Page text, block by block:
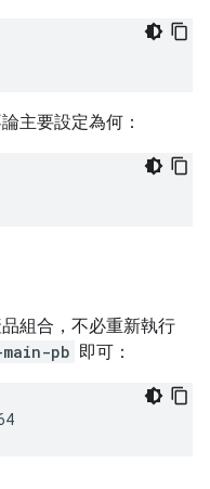
主要設定為何：
組合，不必重新執行
pb 即可：